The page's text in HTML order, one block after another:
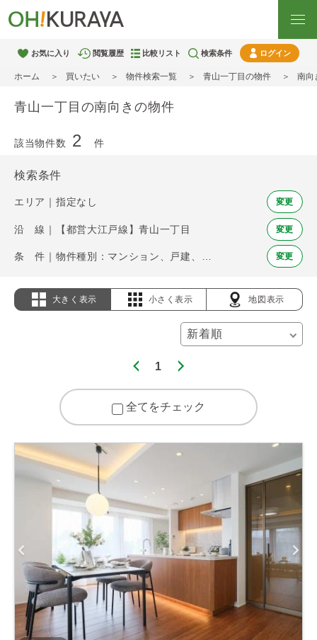
お気に入り 閲覧履歴 比較リスト 検索条件 ログイン
ホーム 買いたい 物件検索一覧 青山一丁目の物件 南向
青山一丁目の南向きの物件
該当物件数 2 件
検索条件
エリア｜指定なし 変更
沿 線｜【都営大江戸線】青山一丁目 変更
変更
大きく表示 小さく表示 地図表示
1
全てをチェック